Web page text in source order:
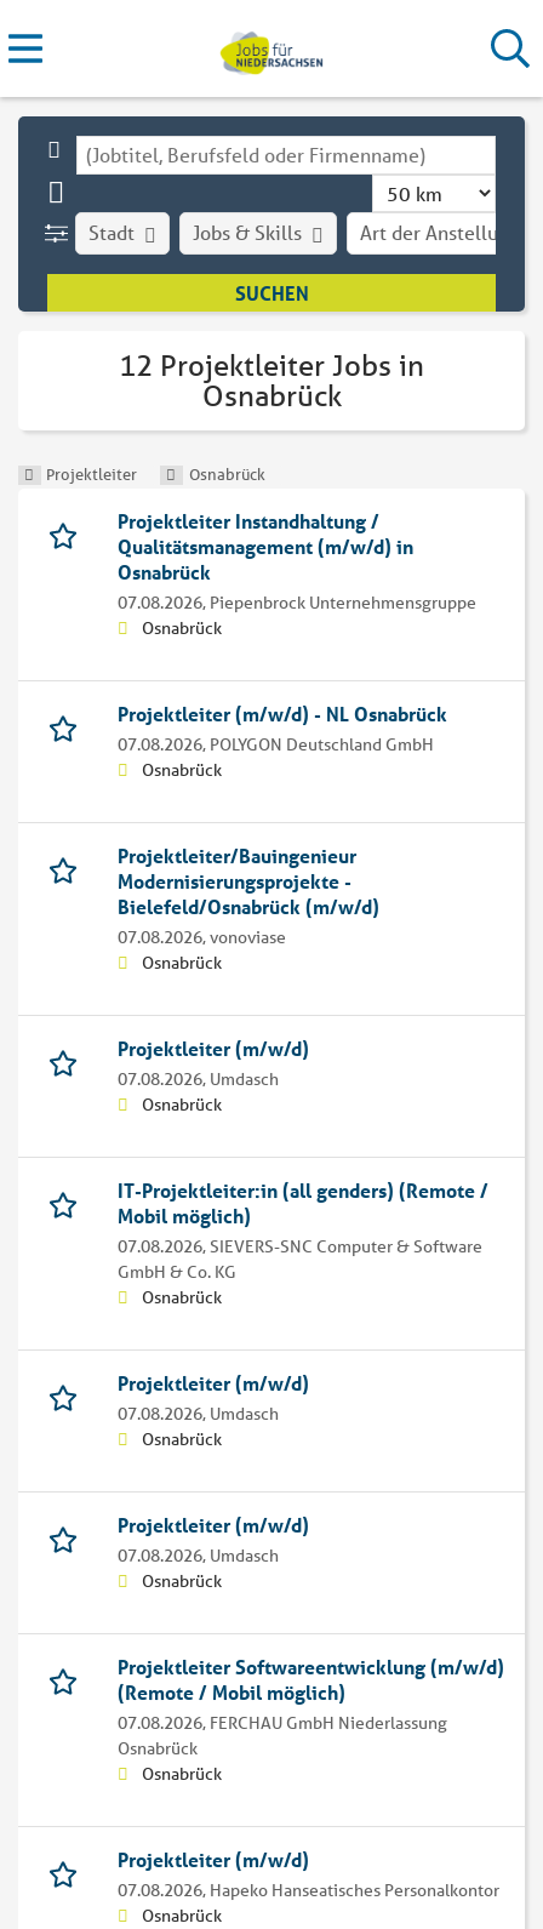
Stadt Art der Anstellung
Jobs & Skills
12 Projektleiter Jobs in
Osnabrück
Projektleiter Osnabrück
Projektleiter Instandhaltung /
Qualitätsmanagement (m/w/d) in
Osnabrück
07.08.2026, Piepenbrock Unternehmensgruppe
Osnabrück
Projektleiter (m/w/d) - NL Osnabrück
07.08.2026, POLYGON Deutschland GmbH
Osnabrück
Projektleiter/Bauingenieur
Modernisierungsprojekte -
Bielefeld/Osnabrück (m/w/d)
07.08.2026,vonoviase
Osnabrück
Projektleiter (m/w/d)
07.08.2026, Umdasch
Osnabrück
IT-Projektleiter:in (all genders) (Remote /
Mobil möglich)
07.08.2026,SIEVERS-SNC Computer & Software
GmbH & Co. KG
Osnabrück
Projektleiter (m/w/d)
07.08.2026, Umdasch
Osnabrück
Projektleiter (m/w/d)
07.08.2026, Umdasch
Osnabrück
Projektleiter Softwareentwicklung (m/w/d)
(Remote / Mobil möglich)
07.08.2026, FERCHAU GmbH Niederlassung
Osnabrück
Osnabrück
Projektleiter (m/w/d)
07.08.2026, Hapeko Hanseatisches Personalkontor
Osnabrück